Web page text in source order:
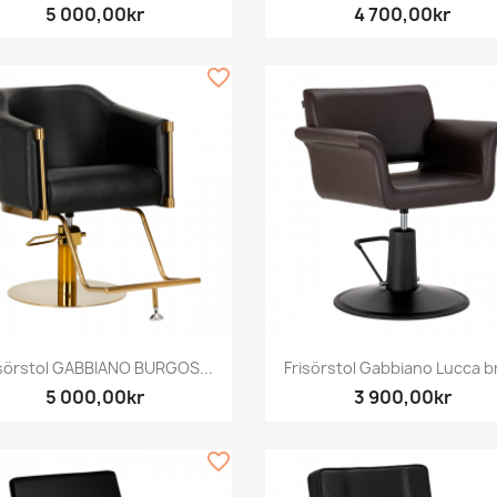
5 000,00kr 4 700,00kr
Snabbvy
GABBIANO BURGOS...
5 000,00kr
favorite_border
Snabbvy
Frisörstol Gabbiano Lucca
3 900,00kr
favorite_border